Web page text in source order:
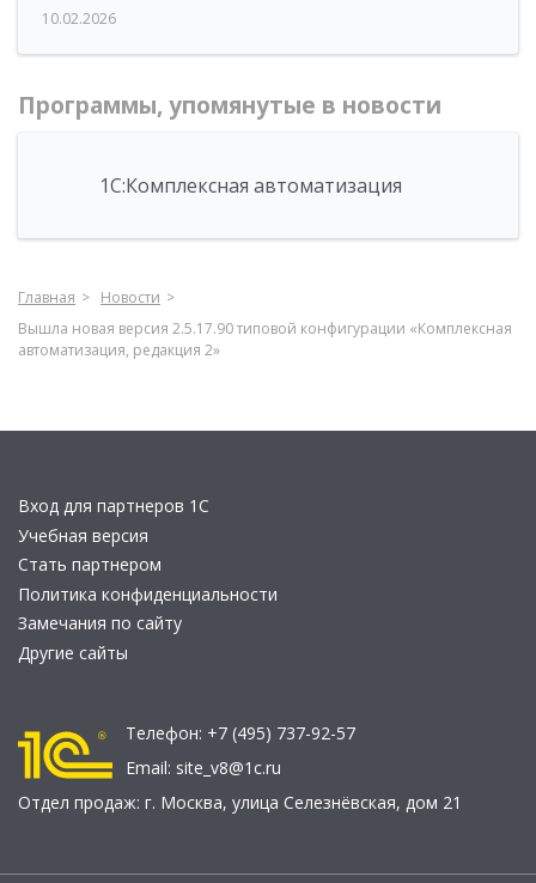
10.02.2026
Программы, упомянутые в новости
1С:Комплексная автоматизация
Главная
Новости
Вышла новая версия 2.5.17.90 типовой конфигурации «Комплексная
автоматизация, редакция 2»
Вход для партнеров 1С
Учебная версия
Стать партнером
Политика конфиденциальности
Замечания по сайту
Другие сайты
Телефон: +7 (495) 737-92-57
Email: site_v8@1c.ru
Отдел продаж: г. Москва, улица Селезнёвская, дом 21